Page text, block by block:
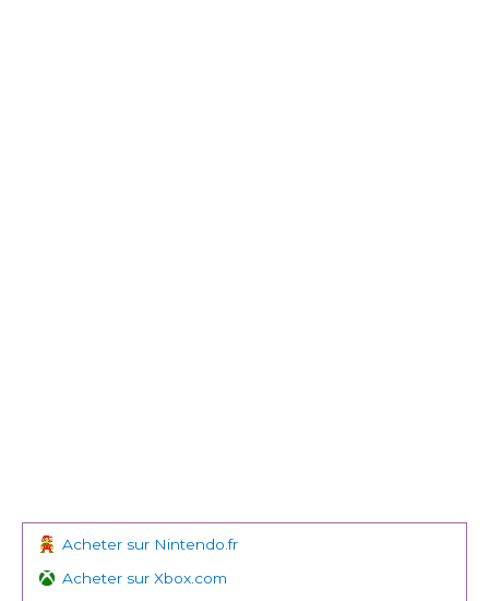
Acheter sur Nintendo.fr
Acheter sur Xbox.com